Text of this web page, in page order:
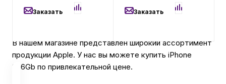
Заказать Заказать
В нашем магазине представлен широкий ассортимент
продукции Apple. У нас вы можете купить iPhone
256Gb по привлекательной цене.